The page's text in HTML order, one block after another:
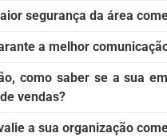
segurança da área
a melhor
como saber se a sua
vendas?
a sua organização